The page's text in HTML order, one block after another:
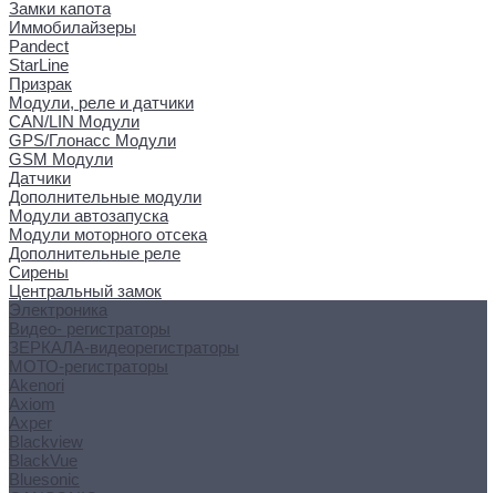
Замки капота
Иммобилайзеры
Pandect
StarLine
Призрак
Модули, реле и датчики
CAN/LIN Модули
GPS/Глонасс Модули
GSM Модули
Датчики
Дополнительные модули
Модули автозапуска
Модули моторного отсека
Дополнительные реле
Сирены
Центральный замок
Электроника
Видео- регистраторы
ЗЕРКАЛА-видеорегистраторы
МОТО-регистраторы
Akenori
Axiom
Axper
Blackview
BlackVue
Bluesonic